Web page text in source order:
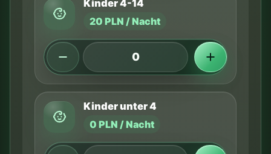
Kinder 4-14
20 PLN / Nacht
Kinder unter 4
0 PLN / Nacht